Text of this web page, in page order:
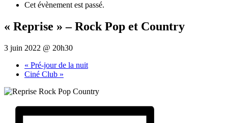
Cet évènement est passé.
« Reprise » – Rock Pop et Country
3 juin 2022 @ 20h30
« Pré-jour de la nuit
Ciné Club »